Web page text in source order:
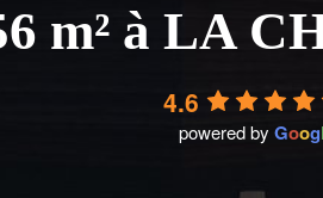
m² à LA
4.6
powered by Googl